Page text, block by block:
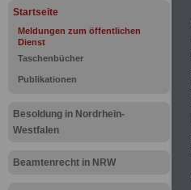
Startseite
Meldungen zum öffentlichen
Dienst
Taschenbücher
Publikationen
Besoldung in Nordrhein-
Westfalen
Beamtenrecht in NRW